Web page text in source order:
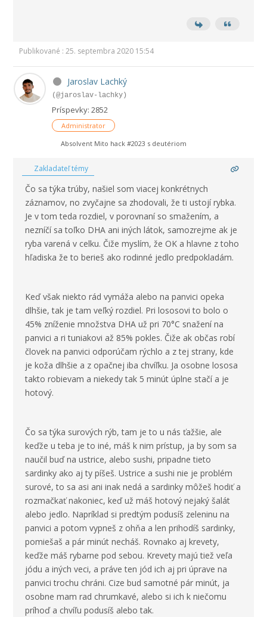
Publikované : 25. septembra 2020 15:54
Jaroslav Lachký
(@jaroslav-lachky)
Príspevky: 2852
Administrator
Absolvent Mito hack #2023 s deutériom
Zakladateľ témy
Čo sa týka trúby, našiel som viacej konkrétnych
záznamov, no zvyčajne sa zhodovali, že ti ustojí rybka.
Je v tom teda rozdiel, v porovnaní so smažením, a
nezníčí sa toľko DHA ani iných látok, samozrejme ak je
ryba varená v celku. Čiže myslím, že OK a hlavne z toho
hľadiska že to berieš ako rodinné jedlo predpokladám.
Keď však niekto rád vymáža alebo na panvici opeka
dlhšie, tak je tam veľký rozdiel. Pri lososovi to bolo o
45% zníženie množstva DHA už pri 70°C snažení na
panvici a ri tuniakovi až 85% pokles. Čiže ak občas robí
človek na panvici odporúčam rýchlo a z tej strany, kde
je koža dlhšie a z opačnej iba chvíľku. Ja osobne lososa
takto robievam a niekedy tak 5 minút úplne stačí a je
hotový.
Čo sa týka surových rýb, tam je to u nás ťažšie, ale
keďže u teba je to iné, máš k nim prístup, ja by som sa
naučil buď na ustrice, alebo sushi, pripadne tieto
sardinky ako aj ty píšeš. Ustrice a sushi nie je problém
surové, to sa asi ani inak nedá a sardinky môžeš hodiť a
rozmačkať nakoniec, keď už máš hotový nejaký šalát
alebo jedlo. Napríklad si predtým podusíš zeleninu na
panvici a potom vypneš z ohňa a len prihodíš sardinky,
pomiešaš a pár minút necháš. Rovnako aj krevety,
keďže máš rybarne pod sebou. Krevety majú tiež veľa
jódu a iných veci, a práve ten jód ich aj pri úprave na
panvici trochu chráni. Cize bud samotné pár minút, ja
osobne mam rad chrumkavé, alebo si ich k niečomu
príhoď a chvíľu podusíš alebo tak.